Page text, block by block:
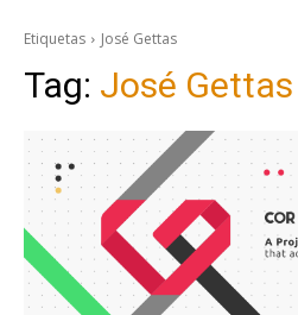
Etiquetas José Gettas
Tag: José Gettas